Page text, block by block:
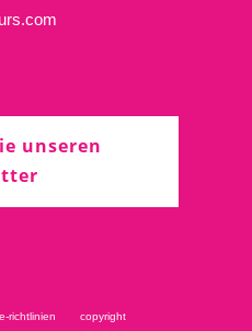
unseren
richtlinien copyright